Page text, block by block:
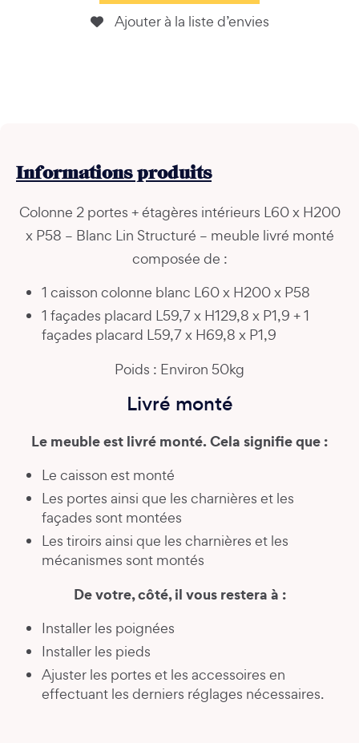
Ajouter à la liste d’envies
Informationsproduits
Colonne 2 portes + étagères intérieurs L60 x H200
x P58 – Blanc Lin Structuré – meuble livré monté
composée de :
1 caisson colonne blanc L60 x H200 x P58
1 façades placard L59,7 x H129,8 x P1,9 + 1
façades placard L59,7 x H69,8 x P1,9
Poids : Environ 50kg
Livré monté
Le meuble est livré monté. Cela signifie que :
Le caisson est monté
Les portes ainsi que les charnières et les
façades sont montées
Les tiroirs ainsi que les charnières et les
mécanismes sont montés
De votre, côté, il vous restera à :
Installer les poignées
Installer les pieds
Ajuster les portes et les accessoires en
effectuant les derniers réglages nécessaires.